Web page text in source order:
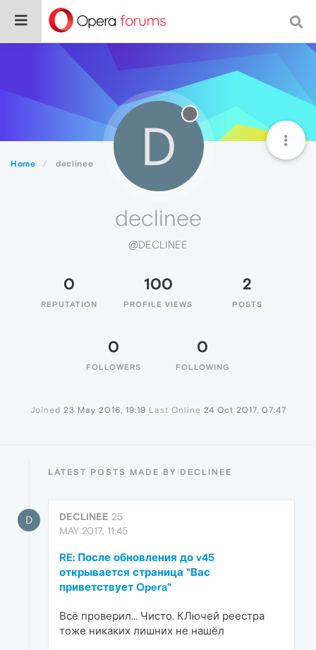
Home declinee D
declinee
@DECLINEE
0
REPUTATION
100
PROFILE VIEWS
2
POSTS
0
FOLLOWERS
0
FOLLOWING
Joined 23 May 2016, 19:19 Last Online 24 Oct 2017, 07:47
LATEST POSTS MADE BY DECLINEE
D DECLINEE 25
MAY 2017, 11:45
RE: После обновления до v45
открывается страница "Вас
приветствует Opera"
Всё проверил... Чисто. КЛючей реестра
тоже никаких лишних не нашёл